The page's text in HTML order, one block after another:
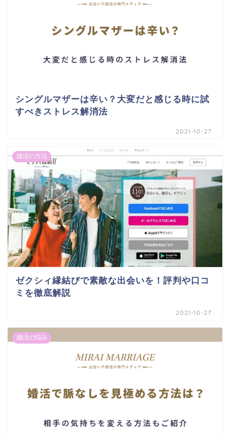
シングルマザーは辛い？大変だと感じる時に試
すべきストレス解消法
2021-10-27
婚活の方法
ゼクシィ縁結びで素敵な出会いを！評判や口コ
ミを徹底解説
2021-10-27
婚活の悩み